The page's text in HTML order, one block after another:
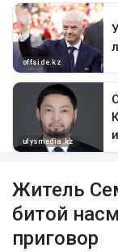
Житель
битой
приговор